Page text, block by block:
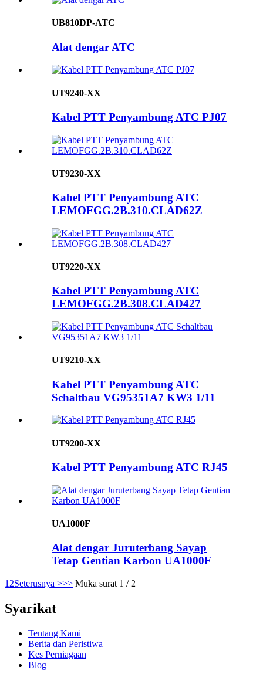
UB810DP-ATC
Alat dengar ATC
UT9240-XX
Kabel PTT Penyambung ATC PJ07
UT9230-XX
Kabel PTT Penyambung ATC
LEMOFGG.2B.310.CLAD62Z
UT9220-XX
Kabel PTT Penyambung ATC
LEMOFGG.2B.308.CLAD427
UT9210-XX
Kabel PTT Penyambung ATC
Schaltbau VG95351A7 KW3 1/11
UT9200-XX
Kabel PTT Penyambung ATC RJ45
UA1000F
Alat dengar Juruterbang Sayap
Tetap Gentian Karbon UA1000F
1 2Seterusnya >>> Muka surat 1 / 2
Syarikat
Tentang Kami
Berita dan Peristiwa
Kes Perniagaan
Blog